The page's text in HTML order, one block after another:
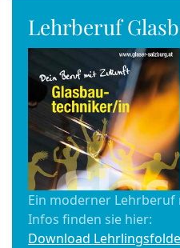
Lehrberuf
Ein moderner
Infos finden sie hier:
Download